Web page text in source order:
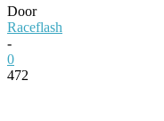
Door
Raceflash
-
0
472